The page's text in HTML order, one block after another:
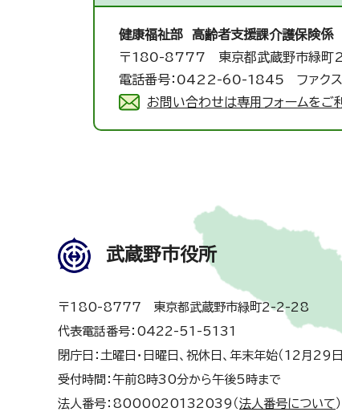
健康福祉部 高齢者支援課介護保険係
〒180-8777 東京都武蔵野市緑
電話番号：0422-60-1845 ファク
お問い合わせは専用フォームをご
武蔵野市役所
〒180-8777 東京都武蔵野市緑町2-2-28
代表電話番号：0422-51-5131
閉庁日：土曜日・日曜日、祝休日、年末年始（12月29
受付時間：午前8時30分から午後5時まで
法人番号：8000020132039（ 法人番号について ）